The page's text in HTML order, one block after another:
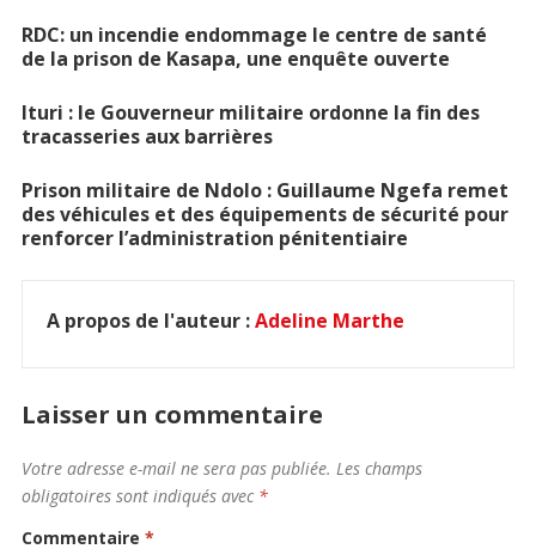
RDC: un incendie endommage le centre de santé
de la prison de Kasapa, une enquête ouverte
Ituri : le Gouverneur militaire ordonne la fin des
tracasseries aux barrières
Prison militaire de Ndolo : Guillaume Ngefa remet
des véhicules et des équipements de sécurité pour
renforcer l’administration pénitentiaire
A propos de l'auteur :Adeline Marthe
Laisser un commentaire
Votre adresse e-mail ne sera pas publiée. Les champs
obligatoires sont indiqués avec *
Commentaire *